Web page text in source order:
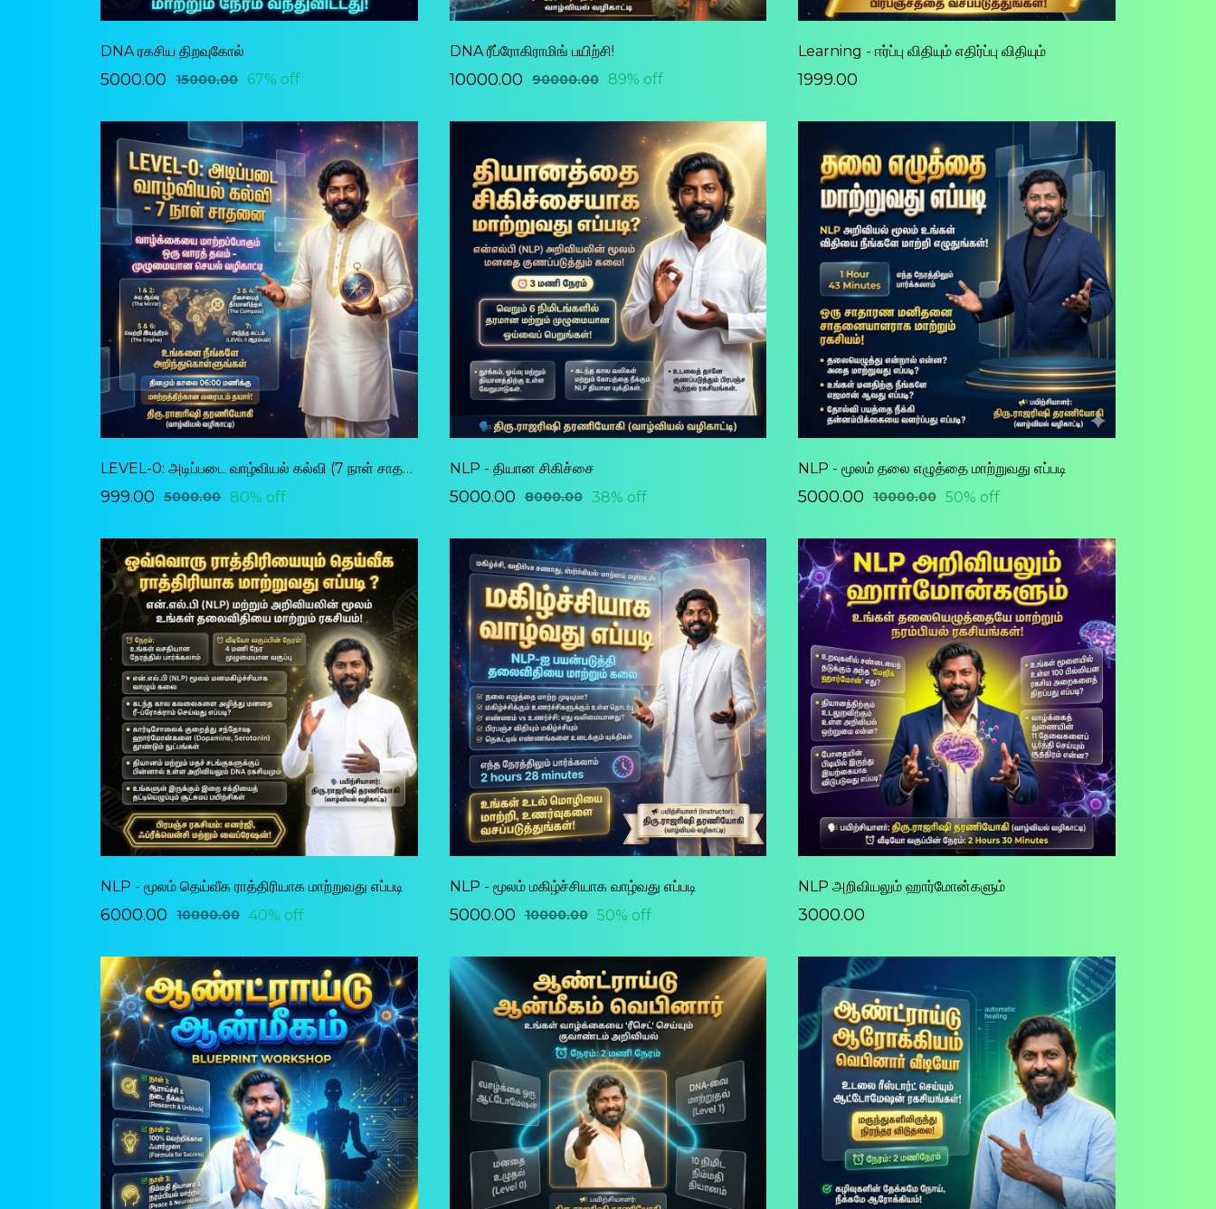
DNA ரகசிய திறவுகோல்
₹5000.00 ₹15000.00 67% off
DNA ரீப்ரோகிராமிங் பயிற்சி!
₹10000.00 ₹90000.00 89% off
Learning - ஈர்ப்பு விதியும் எதிர்ப்பு விதியும்
₹1999.00
LEVEL-0: அடிப்படை வாழ்வியல் கல்வி (7 நாள் சாதனை)
₹999.00 ₹5000.00 80% off
NLP - தியான சிகிச்சை
₹5000.00 ₹8000.00 38% off
NLP - மூலம் தலை எழுத்தை மாற்றுவது எப்படி
₹5000.00 ₹10000.00 50% off
NLP - மூலம் தெய்வீக ராத்திரியாக மாற்றுவது எப்படி
₹6000.00 ₹10000.00 40% off
NLP - மூலம் மகிழ்ச்சியாக வாழ்வது எப்படி
₹5000.00 ₹10000.00 50% off
NLP அறிவியலும் ஹார்மோன்களும்
₹3000.00